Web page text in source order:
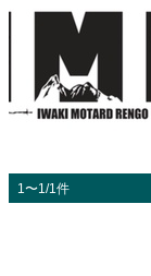
1〜1/1件